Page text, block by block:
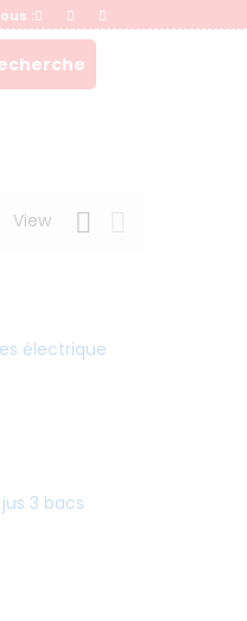
:
View
électrique
3 bacs